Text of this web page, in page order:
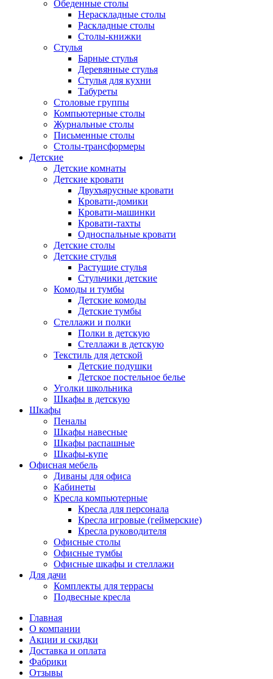
Обеденные столы
Нераскладные столы
Раскладные столы
Столы-книжки
Стулья
Барные стулья
Деревянные стулья
Стулья для кухни
Табуреты
Столовые группы
Компьютерные столы
Журнальные столы
Письменные столы
Столы-трансформеры
Детские
Детские комнаты
Детские кровати
Двухъярусные кровати
Кровати-домики
Кровати-машинки
Кровати-тахты
Односпальные кровати
Детские столы
Детские стулья
Растущие стулья
Стульчики детские
Комоды и тумбы
Детские комоды
Детские тумбы
Стеллажи и полки
Полки в детскую
Стеллажи в детскую
Текстиль для детской
Детские подушки
Детское постельное белье
Уголки школьника
Шкафы в детскую
Шкафы
Пеналы
Шкафы навесные
Шкафы распашные
Шкафы-купе
Офисная мебель
Диваны для офиса
Кабинеты
Кресла компьютерные
Кресла для персонала
Кресла игровые (геймерские)
Кресла руководителя
Офисные столы
Офисные тумбы
Офисные шкафы и стеллажи
Для дачи
Комплекты для террасы
Подвесные кресла
Главная
О компании
Акции и скидки
Доставка и оплата
Фабрики
Отзывы